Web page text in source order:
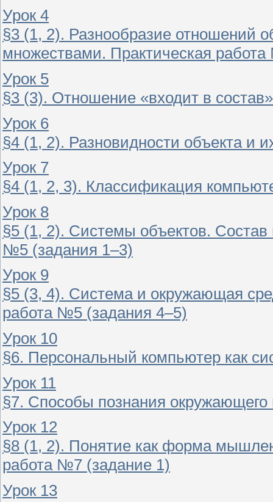
Урок 4
§3 (1, 2). Разнообразие отношений
множествами. Практическая
Урок 5
§3 (3). Отношение «входит в
Урок 6
§4 (1, 2). Разновидности объекта и
Урок 7
§4 (1, 2, 3). Классификация
Урок 8
§5 (1, 2). Системы объектов. Состав
№5 (задания 1–3)
Урок 9
§5 (3, 4). Система и окружающая
работа №5 (задания 4–5)
Урок 10
§6. Персональный компьютер как
Урок 11
§7. Способы познания
Урок 12
§8 (1, 2). Понятие как форма
работа №7 (задание 1)
Урок 13